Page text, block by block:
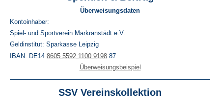
Überweisungsdaten
Kontoinhaber:
Spiel- und Sportverein Markranstädt e.V.
Geldinstitut: Sparkasse Leipzig
IBAN: DE14 8605 5592 1100 9198 87
Überweisungsbeispiel
SSV Vereinskollektion